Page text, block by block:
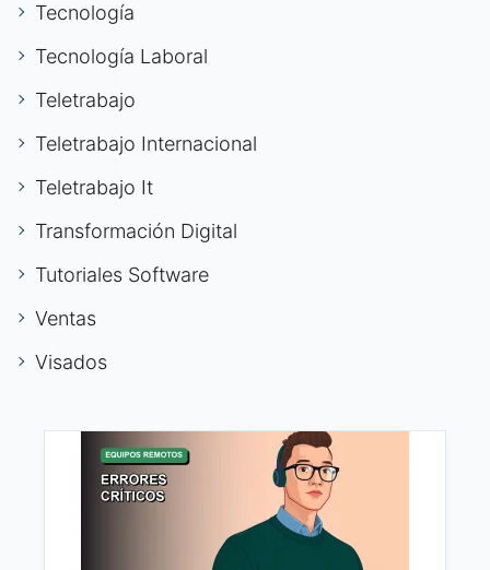
Tecnología
Tecnología Laboral
Teletrabajo
Teletrabajo Internacional
Teletrabajo It
Transformación Digital
Tutoriales Software
Ventas
Visados